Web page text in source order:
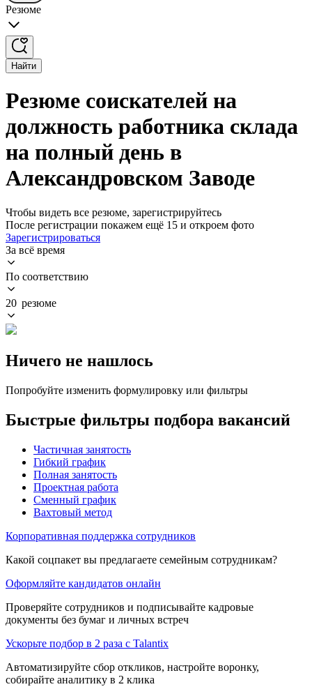
Резюме
Найти
Резюме соискателей на
должность работника склада
на полный день в
Александровском Заводе
Чтобы видеть все резюме, зарегистрируйтесь
После регистрации покажем ещё 15 и откроем фото
Зарегистрироваться
За всё время
По соответствию
20 резюме
Ничего не нашлось
Попробуйте изменить формулировку или фильтры
Быстрые фильтры подбора вакансий
Частичная занятость
Гибкий график
Полная занятость
Проектная работа
Сменный график
Вахтовый метод
Корпоративная поддержка сотрудников
Какой соцпакет вы предлагаете семейным сотрудникам?
Оформляйте кандидатов онлайн
Проверяйте сотрудников и подписывайте кадровые
документы без бумаг и личных встреч
Ускорьте подбор в 2 раза с Talantix
Автоматизируйте сбор откликов, настройте воронку,
собирайте аналитику в 2 клика